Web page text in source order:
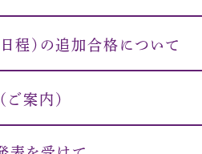
程）の追加合格について
案内）